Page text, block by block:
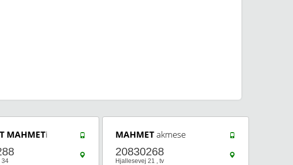
MAHMETi
34
MAHMETakmese
20830268
Hjallesevej 21 , tv